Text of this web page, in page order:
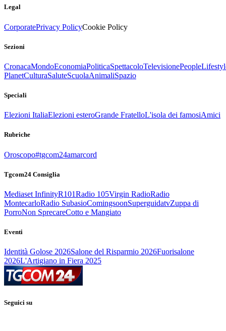
Legal
CorporatePrivacy PolicyCookie Policy
Sezioni
CronacaMondoEconomiaPoliticaSpettacoloTelevisionePeople
PlanetCulturaSaluteScuolaAnimaliSpazio
Speciali
Elezioni ItaliaElezioni esteroGrande FratelloL'isola dei famosiAmici
Rubriche
Oroscopo#tgcom24amarcord
Tgcom24 Consiglia
Mediaset InfinityR101Radio 105Virgin RadioRadio
MontecarloRadio SubasioComingsoonSuperguidatvZuppa di
PorroNon SprecareCotto e Mangiato
Eventi
Identità Golose 2026Salone del Risparmio 2026Fuorisalone
2026L'Artigiano in Fiera 2025
Seguici su